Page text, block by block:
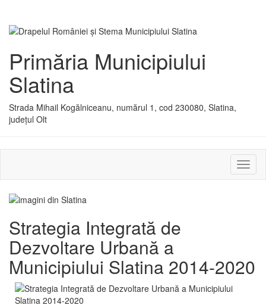
Primăria Municipiului
Slatina
Strada Mihail Kogălniceanu, numărul 1, cod 230080, Slatina,
județul Olt
sau
Strategia Integrată de
Dezvoltare Urbană a
Municipiului Slatina 2014-2020